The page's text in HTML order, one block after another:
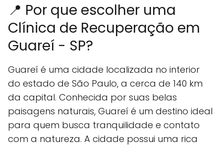
📍 Por que escolher uma
Clínica de Recuperação em
Guareí - SP?
Guareí é uma cidade localizada no interior
do estado de São Paulo, a cerca de 140 km
da capital. Conhecida por suas belas
paisagens naturais, Guareí é um destino ideal
para quem busca tranquilidade e contato
com a natureza. A cidade possui uma rica